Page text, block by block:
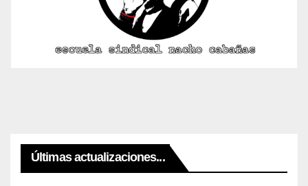
Últimas actualizaciones...